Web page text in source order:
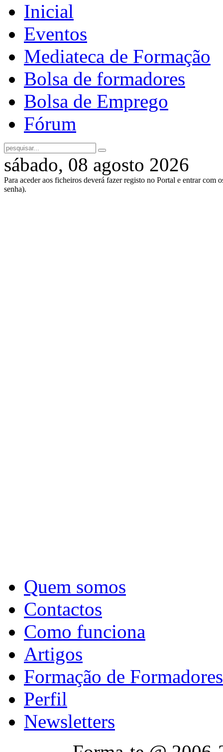
Inicial
Eventos
Mediateca de Formação
Bolsa de formadores
Bolsa de Emprego
Fórum
sábado, 08 agosto 2026
Para aceder aos ficheiros deverá fazer registo no Portal e entrar com
senha).
Quem somos
Contactos
Como funciona
Artigos
Formação de Formadores
Perfil
Newsletters